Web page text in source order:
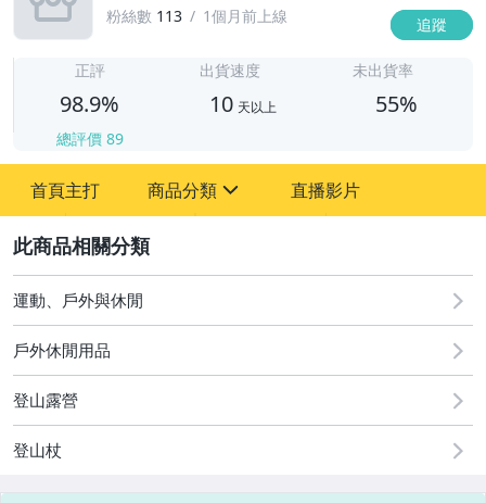
粉絲數 113 1個月前上線 追蹤
正評
98.9%
總評價 89
出貨速度
10 天以上
未出貨率
55%
首頁主打 商品分類
原創設計良品
居家、家具與園藝
直播影片
運動、戶外與休閒
戶外休閒用品
登山露營
登山杖